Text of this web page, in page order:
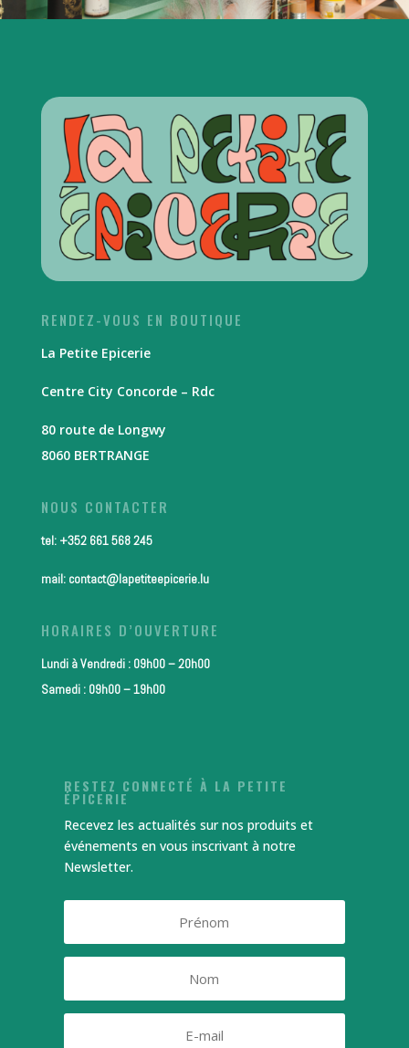
RENDEZ-VOUS EN BOUTIQUE
La Petite Epicerie
Centre City Concorde – Rdc
80 route de Longwy
8060 BERTRANGE
NOUS CONTACTER
tel: +352 661 568 245
mail: contact@lapetiteepicerie.lu
HORAIRES D’OUVERTURE
Lundi à Vendredi : 09h00 – 20h00
Samedi : 09h00 – 19h00
RESTEZ CONNECTÉ À LA PETITE
ÉPICERIE
Recevez les actualités sur nos produits et
événements en vous inscrivant à notre
Newsletter.